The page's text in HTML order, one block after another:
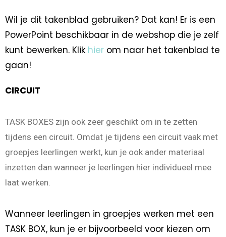
Wil je dit takenblad gebruiken? Dat kan! Er is een
PowerPoint beschikbaar in de webshop die je zelf
kunt bewerken. Klik hier om naar het takenblad te
gaan!
CIRCUIT
TASK BOXES zijn ook zeer geschikt om in te zetten
tijdens een circuit. Omdat je tijdens een circuit vaak met
groepjes leerlingen werkt, kun je ook ander materiaal
inzetten dan wanneer je leerlingen hier individueel mee
laat werken.
Wanneer leerlingen in groepjes werken met een
TASK BOX, kun je er bijvoorbeeld voor kiezen om